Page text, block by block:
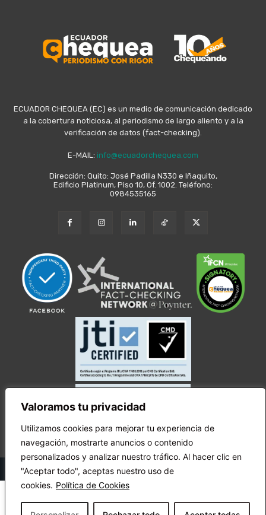
Valoramos tu privacidad
Utilizamos cookies para mejorar tu experiencia de
navegación, mostrarte anuncios o contenido
personalizados y analizar nuestro tráfico. Al hacer clic en
"Aceptar todo", aceptas nuestro uso de
cookies. Política de Cookies
ECUADOR CHEQUEA (EC) es un medio de comunicación dedicado
a la cobertura noticiosa, al periodismo de largo aliento y a la
verificación de datos (fact-checking).
E-MAIL: info@ecuadorchequea.com
Dirección: Quito: José Padilla N330 e Iñaquito,
Edificio Platinum, Piso 10, Of. 1002. Teléfono:
0984535165
© Copyright Ecuador Chequea 2025.